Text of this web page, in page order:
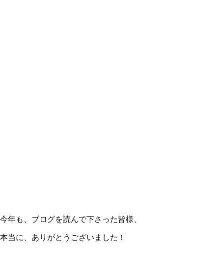
今年も、ブログを読んで下さった皆様、
本当に、ありがとうございました！